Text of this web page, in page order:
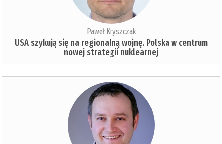
Paweł Kryszczak
USA szykują się na regionalną wojnę. Polska w centrum
nowej strategii nuklearnej